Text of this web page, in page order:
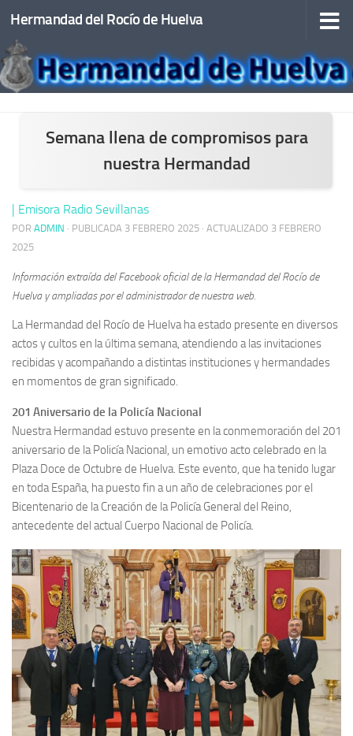
Saltar al contenido
Hermandad del Rocío de Huelva
Semana llena de compromisos para
nuestra Hermandad
| Emisora Radio Sevillanas
POR ADMIN · PUBLICADA 3 FEBRERO 2025 · ACTUALIZADO 3 FEBRERO
2025
Información extraída del Facebook oficial de la Hermandad del Rocío de
Huelva y ampliadas por el administrador de nuestra web.
La Hermandad del Rocío de Huelva ha estado presente en diversos
actos y cultos en la última semana, atendiendo a las invitaciones
recibidas y acompañando a distintas instituciones y hermandades
en momentos de gran significado.
201 Aniversario de la Policía Nacional
Nuestra Hermandad estuvo presente en la conmemoración del 201
aniversario de la Policía Nacional, un emotivo acto celebrado en la
Plaza Doce de Octubre de Huelva. Este evento, que ha tenido lugar
en toda España, ha puesto fin a un año de celebraciones por el
Bicentenario de la Creación de la Policía General del Reino,
antecedente del actual Cuerpo Nacional de Policía.